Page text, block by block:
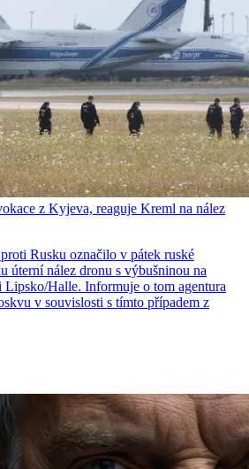
z Kyjeva, reaguje Kreml na nález
Rusku označilo v pátek ruské
úterní nález dronu s výbušninou na
Lipsko/Halle. Informuje o tom agentura
v souvislosti s tímto případem z